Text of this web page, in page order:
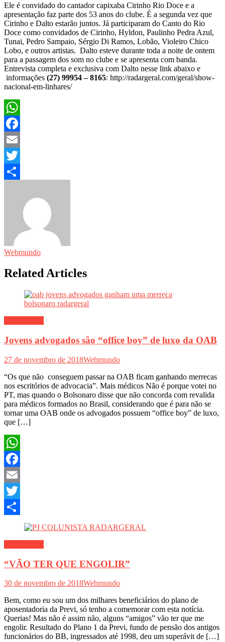
Ele é convidado do cantador capixaba Cirinho Rio Doce e a
apresentação faz parte dos 53 anos do clube. É a segunda vez que
Cirinho e Dalto estarão juntos. Já participaram do Canto do Rio
Doce como convidados de Cirinho, Hyldon, Paulinho Pedra Azul,
Tunai, Pedro Sampaio, Sérgio Di Ramos, Lobão, Violeiro Chico
Lobo, e outros artistas. Dalto esteve durante toda a noite de ontem
para a passagem dos som no clube e se apresenta com banda.
Entrevista completa e exclusiva com Dalto nesse link abaixo e
informações (27) 99954 – 8165: http://radargeral.com/geral/show-
nacional-em-linhares/
WhatsApp
Facebook
Email
Twitter
Webmundo
Related Articles
Jovens advogados são “office boy” de luxo da OAB
27 de novembro de 2018Webmundo
“Os que não conseguem passar na OAB ficam ganhando merrecas
nos escritórios de advocacia”. Mais médicos Não é porque votei no
PT, mas quando o Bolsonaro disse que não concorda com revalida
para médicos formados no Brasil, considerando que é para não se
tornar uma OAB onde os advogados possuem “office boy” de luxo,
que […]
WhatsApp
Facebook
Email
Twitter
“VÃO TER QUE ENGOLIR”
30 de novembro de 2018Webmundo
Bem, como eu sou um dos milhares beneficiários do plano de
aposentadoria da Previ, só tenho a comemorar com esta notícia.
Querias! Mas não é assim não, alguns “amigos” vão ter que me
engolir. Resultado do Plano 1 da Previ, fundo de pensão dos antigos
funcionários do BB, ingressados até 1998, deu um superávit de […]